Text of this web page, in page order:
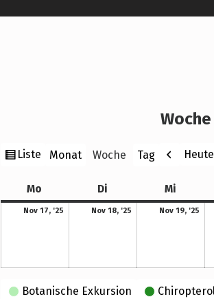
Ansicht
Liste Monat Woche Tag Zurück
Heute
Mo Di Mi
Nov 17, '25
17. November 2025
Nov 18, '25
18. November 2025
Nov 19, '25
19.
Kategorien
Botanische Exkursion